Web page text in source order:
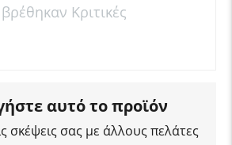
Κριτικές
αυτό το προϊόν
σκέψεις σας με άλλους πελάτες